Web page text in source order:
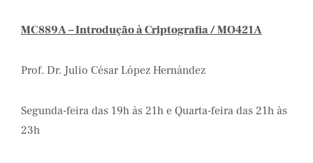
MC889A – Introdução à Criptografia / MO421A
Prof. Dr. Julio César López Hernández
Segunda-feira das 19h às 21h e Quarta-feira das 21h às
23h